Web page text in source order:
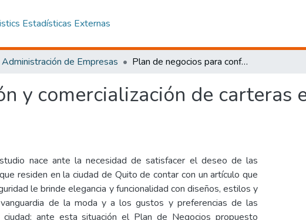
Estadísticas Externas
Administración de Empresas Plan de negocios para confección y comercialización de carteras en la Ciudad de Quito.
y comercialización de carteras
nace ante la necesidad de satisfacer el deseo de las
residen en la ciudad de Quito de contar con un artículo que
le brinde elegancia y funcionalidad con diseños, estilos y
de la moda y a los gustos y preferencias de las
ante esta situación el Plan de Negocios propuesto